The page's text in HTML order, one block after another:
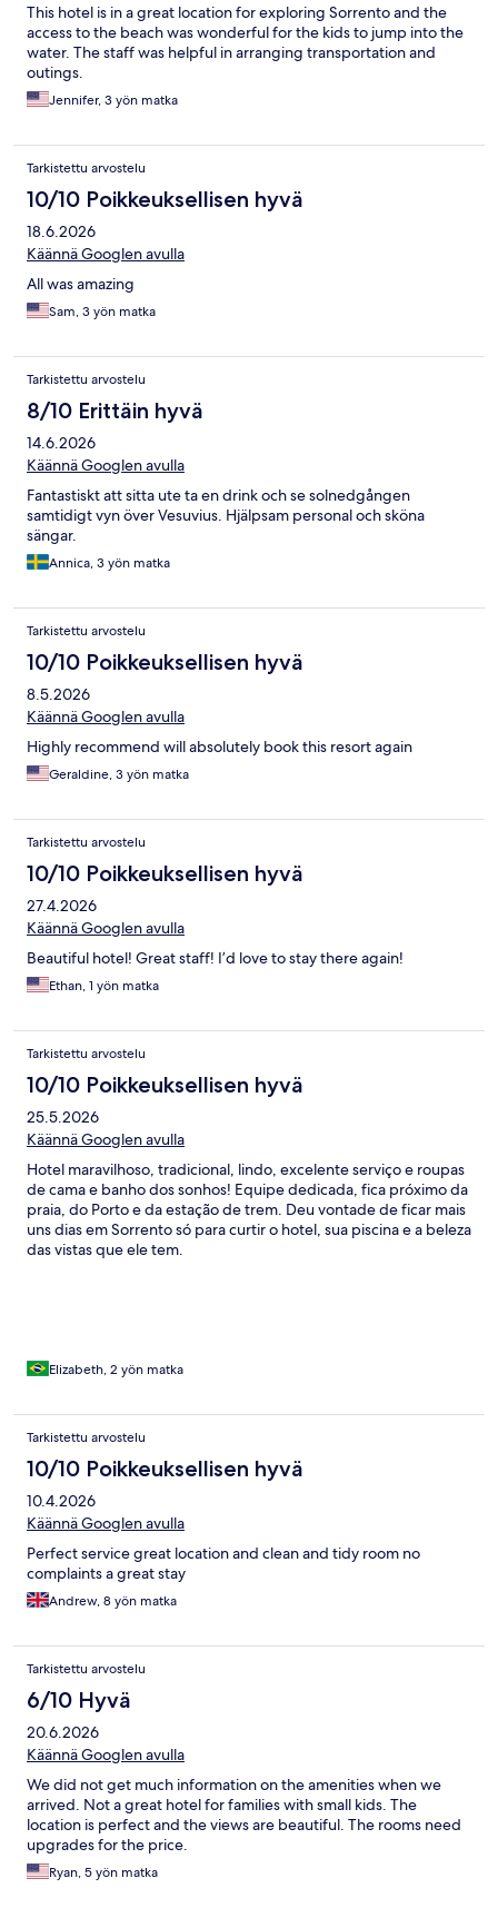
This hotel is in a great location for exploring Sorrento and the
access to the beach was wonderful for the kids to jump into the
water. The staff was helpful in arranging transportation and
outings.
Jennifer, 3 yön matka
Tarkistettu arvostelu
10/10 Poikkeuksellisen hyvä
18.6.2026
Käännä Googlen avulla
All was amazing
Sam, 3 yön matka
Tarkistettu arvostelu
8/10 Erittäin hyvä
14.6.2026
Käännä Googlen avulla
Fantastiskt att sitta ute ta en drink och se solnedgången
samtidigt vyn över Vesuvius. Hjälpsam personal och sköna
sängar.
Annica, 3 yön matka
Tarkistettu arvostelu
10/10 Poikkeuksellisen hyvä
8.5.2026
Käännä Googlen avulla
Highly recommend will absolutely book this resort again
Geraldine, 3 yön matka
Tarkistettu arvostelu
10/10 Poikkeuksellisen hyvä
27.4.2026
Käännä Googlen avulla
Beautiful hotel! Great staff! I’d love to stay there again!
Ethan, 1 yön matka
Tarkistettu arvostelu
10/10 Poikkeuksellisen hyvä
25.5.2026
Käännä Googlen avulla
Hotel maravilhoso, tradicional, lindo, excelente serviço e roupas
de cama e banho dos sonhos! Equipe dedicada, fica próximo da
praia, do Porto e da estação de trem. Deu vontade de ficar mais
uns dias em Sorrento só para curtir o hotel, sua piscina e a beleza
das vistas que ele tem.
Elizabeth, 2 yön matka
Tarkistettu arvostelu
10/10 Poikkeuksellisen hyvä
10.4.2026
Käännä Googlen avulla
Perfect service great location and clean and tidy room no
complaints a great stay
Andrew, 8 yön matka
Tarkistettu arvostelu
6/10 Hyvä
20.6.2026
Käännä Googlen avulla
We did not get much information on the amenities when we
arrived. Not a great hotel for families with small kids. The
location is perfect and the views are beautiful. The rooms need
upgrades for the price.
Ryan, 5 yön matka